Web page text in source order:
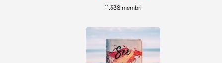
11.338 membri